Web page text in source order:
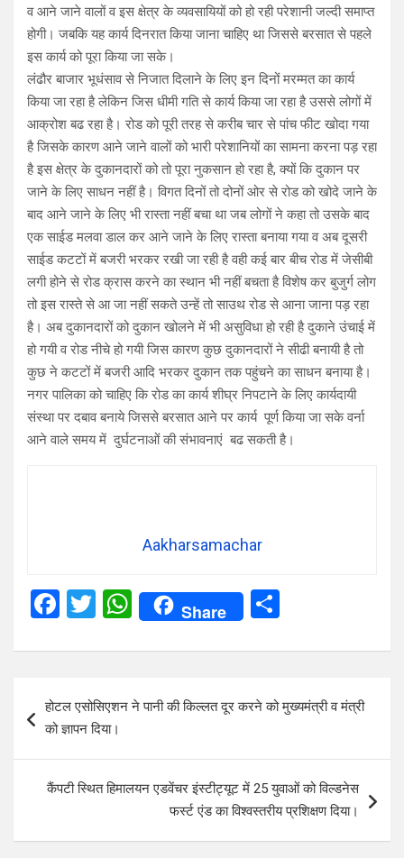
व आने जाने वालों व इस क्षेत्र के व्यवसायियों को हो रही परेशानी जल्दी समाप्त
होगी। जबकि यह कार्य दिनरात किया जाना चाहिए था जिससे बरसात से पहले
इस कार्य को पूरा किया जा सके।
लंढौर बाजार भूधंसाव से निजात दिलाने के लिए इन दिनों मरम्मत का कार्य
किया जा रहा है लेकिन जिस धीमी गति से कार्य किया जा रहा है उससे लोगों में
आक्रोश बढ रहा है। रोड को पूरी तरह से करीब चार से पांच फीट खोदा गया
है जिसके कारण आने जाने वालों को भारी परेशानियों का सामना करना पड़ रहा
है इस क्षेत्र के दुकानदारों को तो पूरा नुकसान हो रहा है, क्यों कि दुकान पर
जाने के लिए साधन नहीं है। विगत दिनों तो दोनों ओर से रोड को खोदे जाने के
बाद आने जाने के लिए भी रास्ता नहीं बचा था जब लोगों ने कहा तो उसके बाद
एक साईड मलवा डाल कर आने जाने के लिए रास्ता बनाया गया व अब दूसरी
साईड कटटों में बजरी भरकर रखी जा रही है वही कई बार बीच रोड में जेसीबी
लगी होने से रोड क्रास करने का स्थान भी नहीं बचता है विशेष कर बुजुर्ग लोग
तो इस रास्ते से आ जा नहीं सकते उन्हें तो साउथ रोड से आना जाना पड़ रहा
है। अब दुकानदारों को दुकान खोलने में भी असुविधा हो रही है दुकाने उंचाई में
हो गयी व रोड नीचे हो गयी जिस कारण कुछ दुकानदारों ने सीढी बनायी है तो
कुछ ने कटटों में बजरी आदि भरकर दुकान तक पहुंचने का साधन बनाया है।
नगर पालिका को चाहिए कि रोड का कार्य शीघ्र निपटाने के लिए कार्यदायी
संस्था पर दबाव बनाये जिससे बरसात आने पर कार्य पूर्ण किया जा सके वर्ना
आने वाले समय में दुर्घटनाओं की संभावनाएं बढ सकती है।
Aakharsamachar
F
ce
o
k
T
tt
er
W
h
at
s
A
p
Share
ar
navigation
होटल एसोसिएशन ने पानी की किल्लत दूर करने को मुख्यमंत्री व मंत्री
को ज्ञापन दिया।
कैंपटी स्थित हिमालयन एडवेंचर इंस्टीट्यूट में 25 युवाओं को विल्डनेस
फर्स्ट एंड का विश्वस्तरीय प्रशिक्षण दिया।